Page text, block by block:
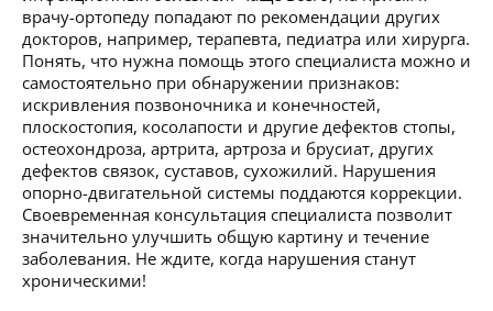
врачу-ортопеду попадают по рекомендации других
докторов, например, терапевта, педиатра или хирурга.
Понять, что нужна помощь этого специалиста можно и
самостоятельно при обнаружении признаков:
искривления позвоночника и конечностей,
плоскостопия, косолапости и другие дефектов стопы,
остеохондроза, артрита, артроза и брусиат, других
дефектов связок, суставов, сухожилий. Нарушения
опорно-двигательной системы поддаются коррекции.
Своевременная консультация специалиста позволит
значительно улучшить общую картину и течение
заболевания. Не ждите, когда нарушения станут
хроническими!